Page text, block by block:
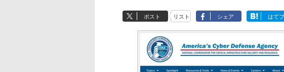
ポスト リスト シェア はてブ